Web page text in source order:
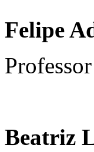
Felipe
Beatriz